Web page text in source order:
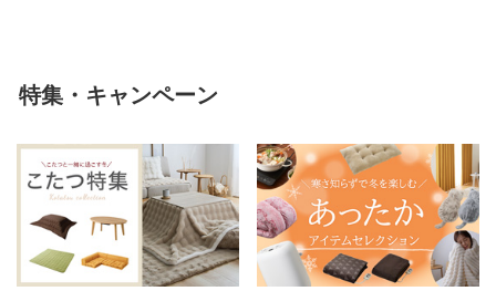
特集・キャンペーン